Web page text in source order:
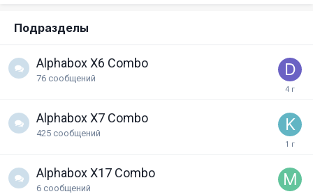
Подразделы
Alphabox X6 Combo
76 сообщений
Alphabox X7 Combo
425 сообщений
Alphabox X17 Combo
6 сообщений